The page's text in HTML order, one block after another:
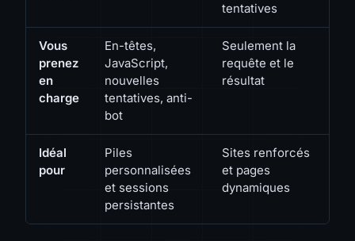
tentatives
Vous
prenez
en
charge
En-têtes,
JavaScript,
nouvelles
tentatives, anti-
bot
Seulement la
requête et le
résultat
Idéal
pour
Piles
personnalisées
et sessions
persistantes
Sites renforcés
et pages
dynamiques